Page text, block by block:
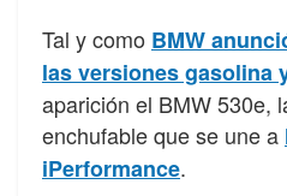
Tal y como BMW
las versiones gasolina
aparición el BMW 530e,
enchufable que se une a
iPerformance.